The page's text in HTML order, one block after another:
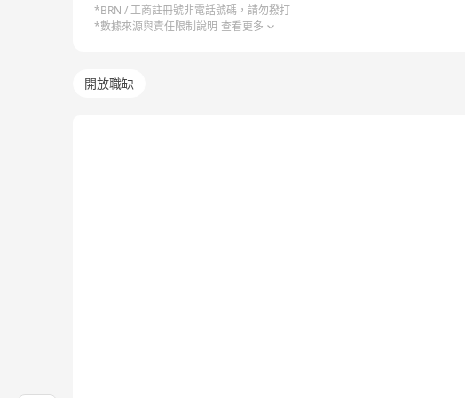
*BRN / 工商註冊號非電話號碼，請勿撥打
*數據來源與責任限制說明 查看更多
開放職缺